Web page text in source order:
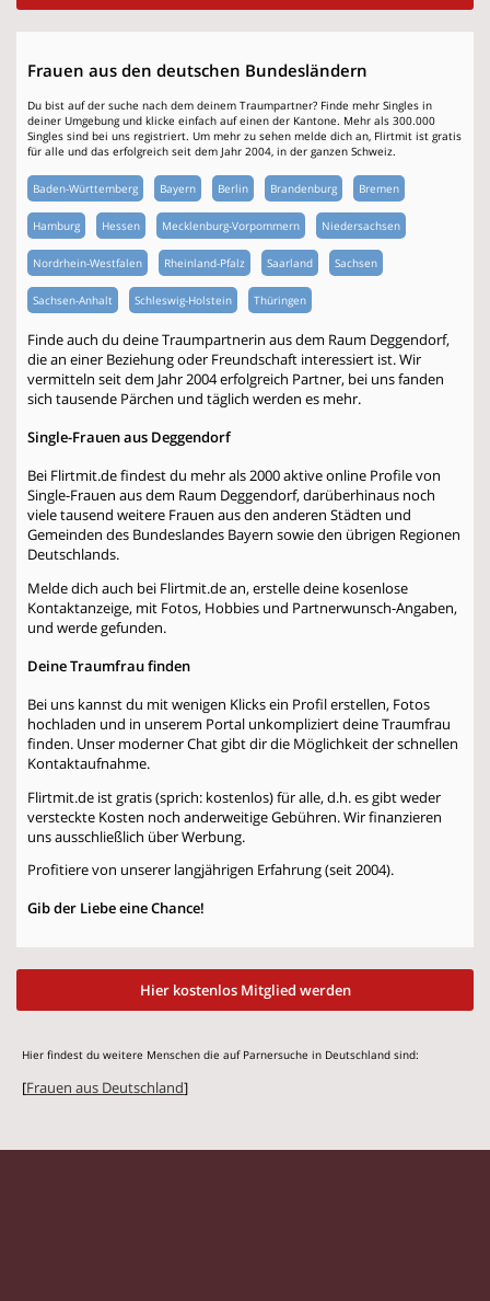
Frauen aus den deutschen Bundesländern
Du bist auf der suche nach dem deinem Traumpartner? Finde mehr Singles in
deiner Umgebung und klicke einfach auf einen der Kantone. Mehr als 300.000
Singles sind bei uns registriert. Um mehr zu sehen melde dich an, Flirtmit ist gratis
für alle und das erfolgreich seit dem Jahr 2004, in der ganzen Schweiz.
Baden-Württemberg Bayern Berlin Brandenburg Bremen
Hamburg Hessen Mecklenburg-Vorpommern Niedersachsen
Nordrhein-Westfalen Rheinland-Pfalz Saarland Sachsen
Sachsen-Anhalt Schleswig-Holstein Thüringen
Finde auch du deine Traumpartnerin aus dem Raum Deggendorf,
die an einer Beziehung oder Freundschaft interessiert ist. Wir
vermitteln seit dem Jahr 2004 erfolgreich Partner, bei uns fanden
sich tausende Pärchen und täglich werden es mehr.
Single-Frauen aus Deggendorf
Bei Flirtmit.de findest du mehr als 2000 aktive online Profile von
Single-Frauen aus dem Raum Deggendorf, darüberhinaus noch
viele tausend weitere Frauen aus den anderen Städten und
Gemeinden des Bundeslandes Bayern sowie den übrigen Regionen
Deutschlands.
Melde dich auch bei Flirtmit.de an, erstelle deine kosenlose
Kontaktanzeige, mit Fotos, Hobbies und Partnerwunsch-Angaben,
und werde gefunden.
Deine Traumfrau finden
Bei uns kannst du mit wenigen Klicks ein Profil erstellen, Fotos
hochladen und in unserem Portal unkompliziert deine Traumfrau
finden. Unser moderner Chat gibt dir die Möglichkeit der schnellen
Kontaktaufnahme.
Flirtmit.de ist gratis (sprich: kostenlos) für alle, d.h. es gibt weder
versteckte Kosten noch anderweitige Gebühren. Wir finanzieren
uns ausschließlich über Werbung.
Profitiere von unserer langjährigen Erfahrung (seit 2004).
Gib der Liebe eine Chance!
Hier kostenlos Mitglied werden
Hier findest du weitere Menschen die auf Parnersuche in Deutschland sind:
[Frauen aus Deutschland]